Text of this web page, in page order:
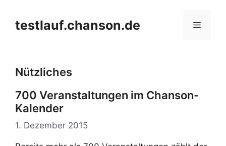
springen
testlauf.chanson.de Menü
Nützliches
700 Veranstaltungen im Chanson-
Kalender
1. Dezember 2015